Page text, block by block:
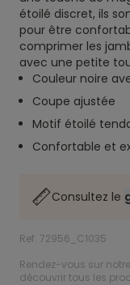
étoilé discret, ils
pour être
comprimer les
avec une petite
Couleur noire
Coupe ajustée
Motif étoilé
Confortable et
Consultez le
Ref. 72956_C1035
Rendez-vous sur
découvrir tous les